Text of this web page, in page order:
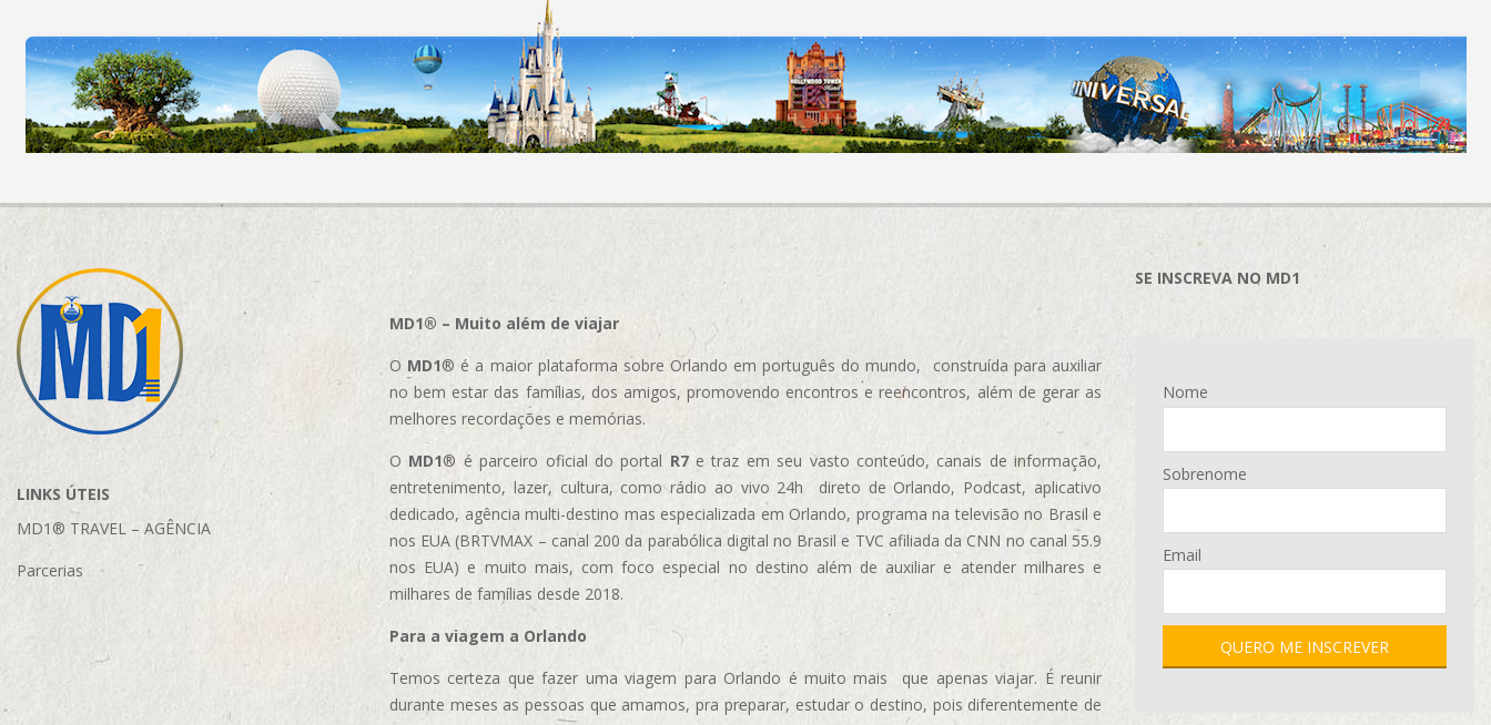
LINKS ÚTEIS
MD1® TRAVEL – AGÊNCIA
Parcerias
MD1® – Muito além de viajar
O MD1® é a maior plataforma sobre Orlando em português do mundo, construída para auxiliar
no bem estar das famílias, dos amigos, promovendo encontros e reencontros, além de gerar as
melhores recordações e memórias.
O MD1® é parceiro oficial do portal R7e traz em seu vasto conteúdo, canais de informação,
entretenimento, lazer, cultura, como rádio ao vivo 24h direto de Orlando, Podcast, aplicativo
dedicado, agência multi-destino mas especializada em Orlando, programa na televisão no Brasil e
nos EUA (BRTVMAX – canal 200 da parabólica digital no Brasil e TVC afiliada da CNN no canal 55.9
nos EUA) e muito mais, com foco especial no destino além de auxiliar e atender milhares e
milhares de famílias desde 2018.
Para a viagem a Orlando
Temos certeza que fazer uma viagem para Orlando é muito mais que apenas viajar. É reunir
durante meses as pessoas que amamos, pra preparar, estudar o destino, pois diferentemente de
SE INSCREVA NO MD1
Nome
Sobrenome
Email